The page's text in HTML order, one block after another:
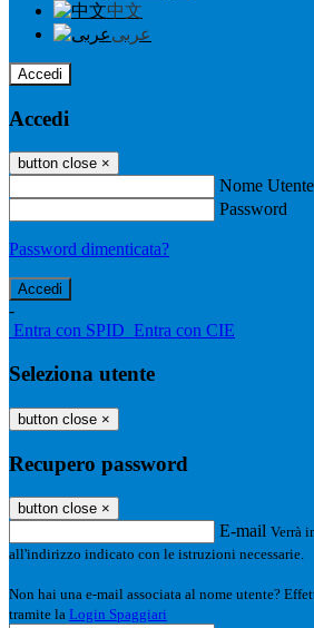
中文
عربى
Accedi
Accedi
button close ×
Nome Utente
Password
Password dimenticata?
-
Entra con SPID Entra con CIE
Seleziona utente
button close ×
Recupero password
button close ×
E-mail Verrà
all'indirizzo indicato con le istruzioni necessarie.
Non hai una e-mail associata al nome utente?
tramite la Login Spaggiari